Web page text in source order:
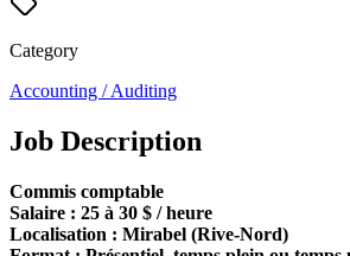
Category
Accounting / Auditing
Job Description
Commis comptable
Salaire : 25 à 30 $ / heure
Localisation : Mirabel (Rive-Nord)